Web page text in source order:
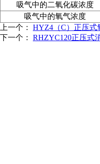
吸气中的二氧化碳浓度
吸气中的氧气浓度
上一个： HYZ4（C）正压式
下一个： RHZYC120正压式